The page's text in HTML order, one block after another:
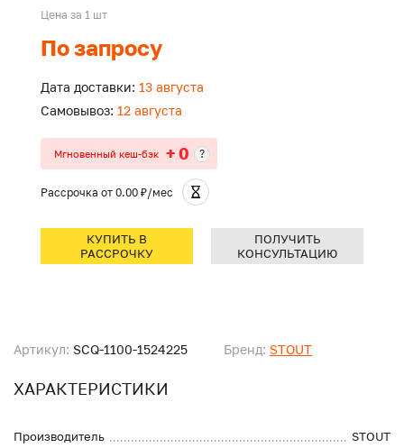
Артикул: SCQ-1100-1524225 Бренд: STOUT
ХАРАКТЕРИСТИКИ
Производитель
STOUT
Цена за 1 шт
По запросу
Дата доставки: 13 августа
Самовывоз: 12 августа
Мгновенный кеш-бэк + 0 ?
Рассрочка от 0.00 ₽/мес
КУПИТЬ В
РАССРОЧКУ
ПОЛУЧИТЬ
КОНСУЛЬТАЦИЮ